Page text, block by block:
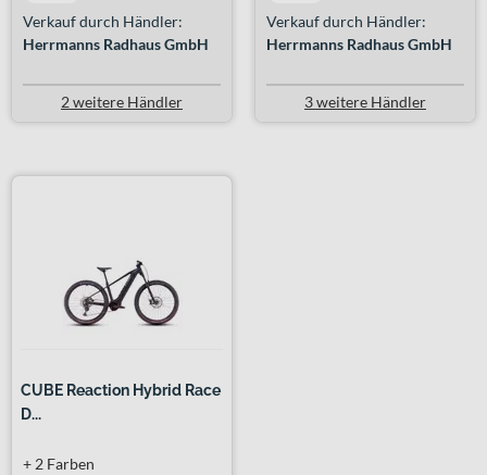
Verkauf durch Händler:
Herrmanns Radhaus GmbH
2 weitere Händler
Verkauf durch Händler:
Herrmanns Radhaus GmbH
3 weitere Händler
CUBE Reaction Hybrid Race
D...
+ 2 Farben